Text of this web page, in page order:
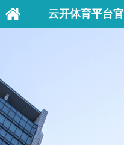
您好！欢迎来到云开体育平台官网入口
云开体育平台